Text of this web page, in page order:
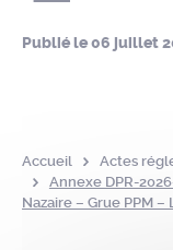
Publié le06 juillet
Accueil
Actes
Annexe DPR-
Nazaire – Grue PPM